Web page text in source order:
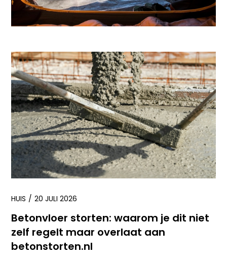
HUIS 20 JULI 2026
Betonvloer storten: waarom je dit niet
zelf regelt maar overlaat aan
betonstorten.nl